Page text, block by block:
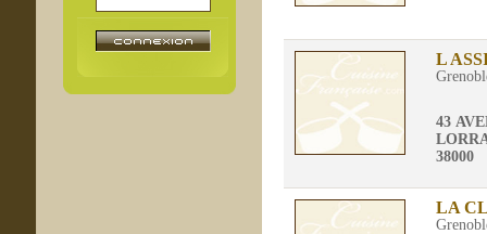
L
43
38000
LA